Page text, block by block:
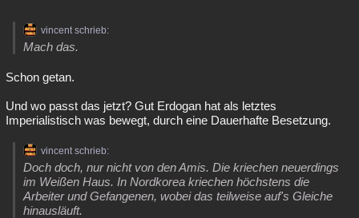
vincent schrieb:
Mach das.
Schon getan.
Und wo passt das jetzt? Gut Erdogan hat als letztes
Imperialistisch was bewegt, durch eine Dauerhafte Besetzung.
vincent schrieb:
Doch doch, nur nicht von den Amis. Die kriechen neuerdings
im Weißen Haus. In Nordkorea kriechen höchstens die
Arbeiter und Gefangenen, wobei das teilweise auf's Gleiche
hinausläuft.